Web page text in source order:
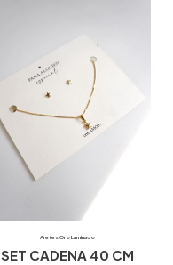
Aretes Oro Laminado
SET CADENA 40 CM